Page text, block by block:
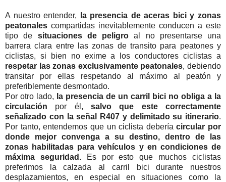
A nuestro entender,
la presencia de aceras bici y zonas
peatonales compartidas inevitablemente conducen a este
tipo de situaciones de peligroal no presentarse una
barrera clara entre las zonas de transito para peatones y
ciclistas, si bien no exime a los conductores ciclistas a
respetar las zonas exclusivamente peatonales, debiendo
transitar por ellas respetando al máximo al peatón y
preferiblemente desmontado.
Por otro lado, la presencia de un carril bici no obliga a la
circulación por él, salvo que este correctamente
señalizado con la señal R407 y delimitado su itinerario.
Por tanto, entendemos que un ciclista deberíacircular por
donde mejor convenga a su destino, dentro de las
zonas habilitadas para vehículos y en condiciones de
máxima seguridad.
Es por esto que muchos ciclistas
preferimos la calzada al carril bici durante nuestros
desplazamientos, en especial en situaciones como la